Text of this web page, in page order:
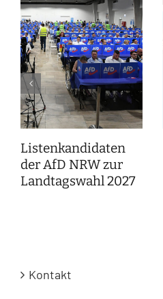
Listenkandidaten
der AfD NRW zur
Landtagswahl 2027
Kontakt